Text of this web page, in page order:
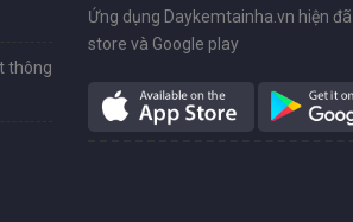
thông
Ứng dụng Daykemtainha.vn hiện
store và Google play